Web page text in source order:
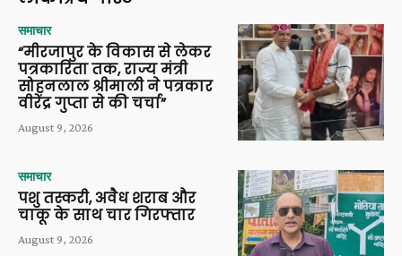
समाचार
“मीरजापुर के विकास से लेकर
पत्रकारिता तक, राज्य मंत्री
सोहनलाल श्रीमाली ने पत्रकार
वीरेंद्र गुप्ता से की चर्चा”
August 9, 2026
समाचार
पशु तस्करी, अवैध शराब और
चाकू के साथ चार गिरफ्तार
August 9, 2026